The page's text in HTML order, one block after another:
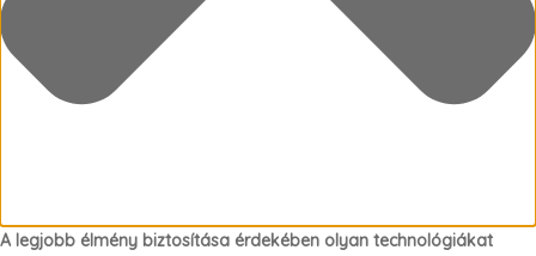
A legjobb élmény biztosítása érdekében olyan technológiákat